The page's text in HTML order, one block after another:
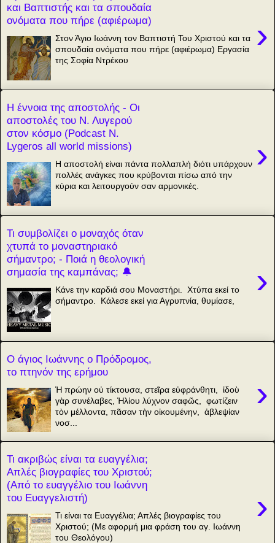
και Βαπτιστής και τα σπουδαία
ονόματα που πήρε (αφιέρωμα)
›
Στον Άγιο Ιωάννη τον Βαπτιστή Του Χριστού και τα
σπουδαία ονόματα που πήρε (αφιέρωμα) Εργασία
της Σοφία Ντρέκου
Η έννοια της αποστολής - Οι
αποστολές του Ν. Λυγερού
στον κόσμο (Podcast N.
Lygeros all world missions)
›
Η αποστολή είναι πάντα πολλαπλή διότι υπάρχουν
πολλές ανάγκες που κρύβονται πίσω από την
κύρια και λειτουργούν σαν αρμονικές.
Τι συμβολίζει ο μοναχός όταν
χτυπά το μοναστηριακό
σήμαντρο; - Ποιά η θεολογική
σημασία της καμπάνας; 🔔
›
Κάνε την καρδιά σου Μοναστήρι. Χτύπα εκεί το
σήμαντρο. Κάλεσε εκεί για Αγρυπνία, θυμίασε,
Ο άγιος Ιωάννης ο Πρόδρομος,
το πτηνόν της ερήμου
›
Ἡ πρώην οὐ τίκτουσα, στεῖρα εὐφράνθητι, ἰδοὺ
γὰρ συνέλαβες, Ἡλίου λύχνον σαφῶς, φωτίζειν
τὸν μέλλοντα, πᾶσαν τὴν οἰκουμένην, ἀβλεψίαν
νοσ...
Τι ακριβώς είναι τα ευαγγέλια;
Απλές βιογραφίες του Χριστού;
(Από το ευαγγέλιο του Ιωάννη
του Ευαγγελιστή)
›
Τι είναι τα Ευαγγέλια; Απλές βιογραφίες του
Χριστού; (Με αφορμή μια φράση του αγ. Ιωάννη
του Θεολόγου)